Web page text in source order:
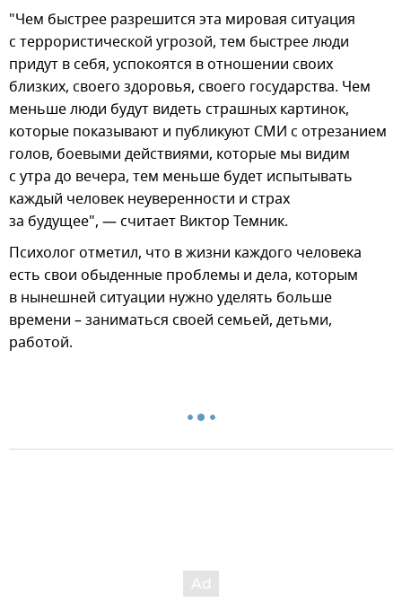
"Чем быстрее разрешится эта мировая ситуация
с террористической угрозой, тем быстрее люди
придут в себя, успокоятся в отношении своих
близких, своего здоровья, своего государства. Чем
меньше люди будут видеть страшных картинок,
которые показывают и публикуют СМИ с отрезанием
голов, боевыми действиями, которые мы видим
с утра до вечера, тем меньше будет испытывать
каждый человек неуверенности и страх
за будущее", — считает Виктор Темник.
Психолог отметил, что в жизни каждого человека
есть свои обыденные проблемы и дела, которым
в нынешней ситуации нужно уделять больше
времени – заниматься своей семьей, детьми,
работой.